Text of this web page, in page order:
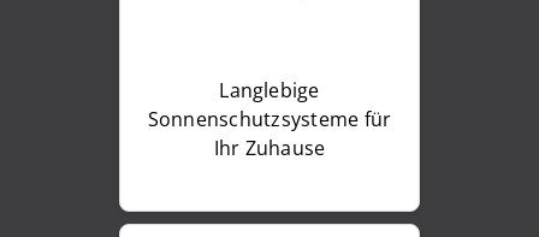
Langlebige
Sonnenschutzsysteme für
Ihr Zuhause